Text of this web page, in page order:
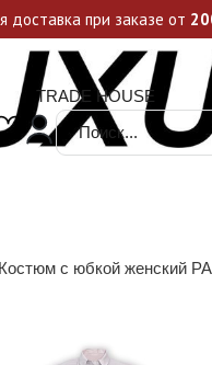
каждую неделю, не
TRADE HOUSE
Поиск ...
Костюм с юбкой женский
доставка при заказе от